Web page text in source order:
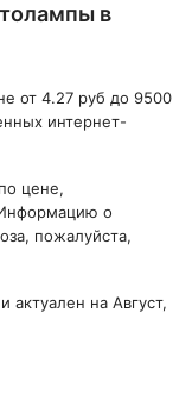
в
от 4.27 руб до 9500
интернет-
цене,
о
пожалуйста,
актуален на Август,